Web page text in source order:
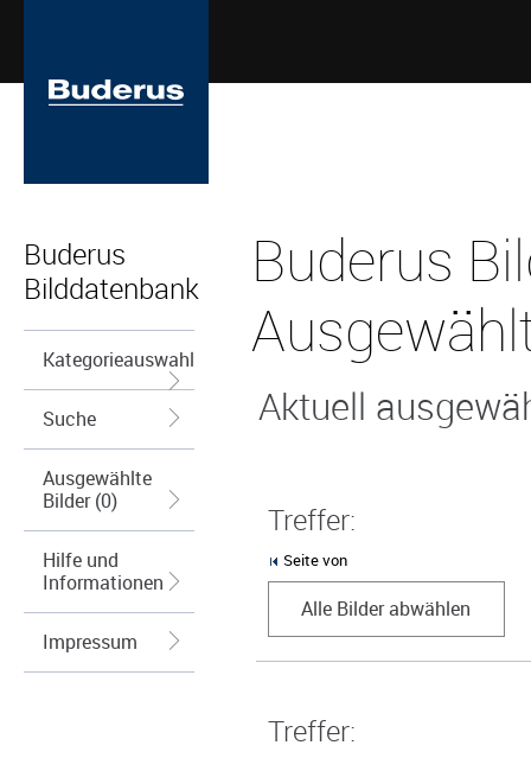
Buderus
Bilddatenbank
Kategorieauswahl
Suche
Ausgewählte
Bilder (0)
Hilfe und
Informationen
Impressum
Buderus
Aktuell
Treffer:
Seite von
Alle Bilder abwählen
Treffer: